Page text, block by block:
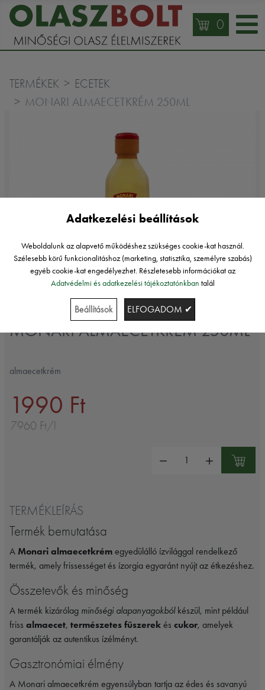
0
TERMÉKEK ECETEK
MONARI ALMAECETKRÉM 250ML
MONARI ALMAECETKRÉM 250ML
almaecetkrém
1990 Ft
7960 Ft/l
TERMÉKLEÍRÁS
Termék bemutatása
A Monari almaecetkrém egyedülálló ízvilággal rendelkező
termék, amely frissességet és ízorgia egyaránt nyújt az étkezéshez.
Összetevők és minőség
A termék kizárólag minőségi alapanyagokbólkészül, mint például
friss almaecet, természetes fűszerek és cukor, amelyek
garantálják az autentikus ízélményt.
Gasztronómiai élmény
A Monari almaecetkrém egyensúlyban tartja az édes és savanyú
Adatkezelési beállítások
Weboldalunk az alapvető működéshez szükséges cookie-kat használ.
Szélesebb körű funkcionalitáshoz (marketing, statisztika, személyre szabás)
egyéb cookie-kat engedélyezhet. Részletesebb információkat az
Adatvédelmi és adatkezelési tájékoztatónkban talál
Beállítások ELFOGADOM ✔